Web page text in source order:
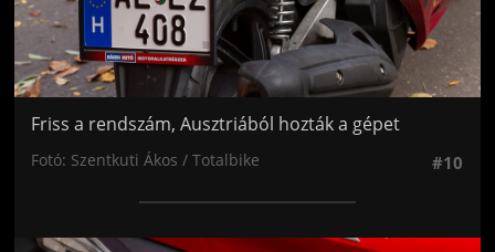
Friss a rendszám, Ausztriából hozták a gépet
Fotó: Szentkuti Ákos / Totalbike #10